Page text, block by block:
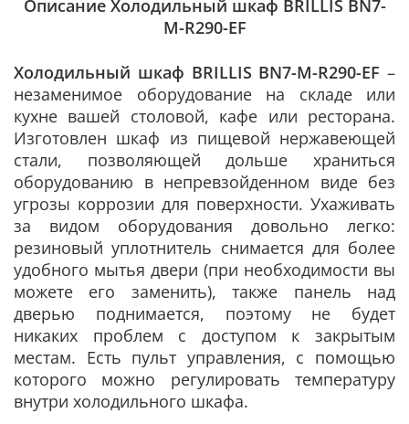
Описание Холодильный шкаф BRILLIS BN7-
M-R290-EF
Холодильный шкаф BRILLIS BN7-M-R290-EF –
незаменимое оборудование на складе или
кухне вашей столовой, кафе или ресторана.
Изготовлен шкаф из пищевой нержавеющей
стали, позволяющей дольше храниться
оборудованию в непревзойденном виде без
угрозы коррозии для поверхности. Ухаживать
за видом оборудования довольно легко:
резиновый уплотнитель снимается для более
удобного мытья двери (при необходимости вы
можете его заменить), также панель над
дверью поднимается, поэтому не будет
никаких проблем с доступом к закрытым
местам. Есть пульт управления, с помощью
которого можно регулировать температуру
внутри холодильного шкафа.